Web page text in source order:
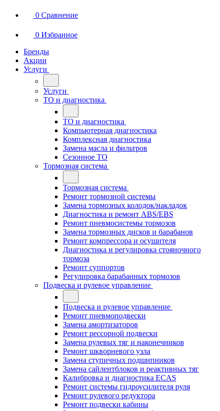
0 Сравнение
0 Избранное
Бренды
Акции
Услуги
Услуги
ТО и диагностика
ТО и диагностика
Компьютерная диагностика
Комплексная диагностика
Замена масла и фильтров
Сезонное ТО
Тормозная система
Тормозная система
Ремонт тормозной системы
Замена тормозных колодок/накладок
Диагностика и ремонт ABS/EBS
Ремонт пневмосистемы тормозов
Замена тормозных дисков и барабанов
Ремонт компрессора и осушителя
Диагностика и регулировка стояночного
тормоза
Ремонт суппортов
Регулировка барабанных тормозов
Подвеска и рулевое управление
Подвеска и рулевое управление
Ремонт пневмоподвески
Замена амортизаторов
Ремонт рессорной подвески
Замена рулевых тяг и наконечников
Ремонт шкворневого узла
Замена ступичных подшипников
Замена сайлентблоков и реактивных тяг
Калибровка и диагностика ECAS
Ремонт системы гидроусилителя руля
Ремонт рулевого редуктора
Ремонт подвески кабины